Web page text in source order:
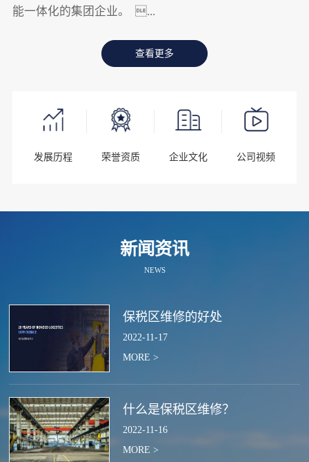
能一体化的集团企业。 ...
查看更多
发展历程 荣誉资质 企业文化 公司视频
新闻资讯
NEWS
保税区维修的好处
2022-11-17
MORE >
什么是保税区维修？
2022-11-16
MORE >